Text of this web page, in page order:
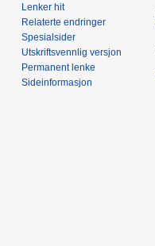
Lenker hit
Relaterte endringer
Spesialsider
Utskriftsvennlig versjon
Permanent lenke
Sideinformasjon